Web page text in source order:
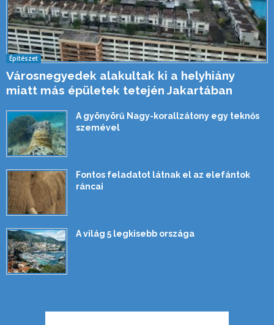
Építészet
Városnegyedek alakultak ki a helyhiány
miatt más épületek tetején Jakartában
A gyönyörű Nagy-korallzátony egy teknős
szemével
Fontos feladatot látnak el az elefántok
ráncai
A világ 5 legkisebb országa